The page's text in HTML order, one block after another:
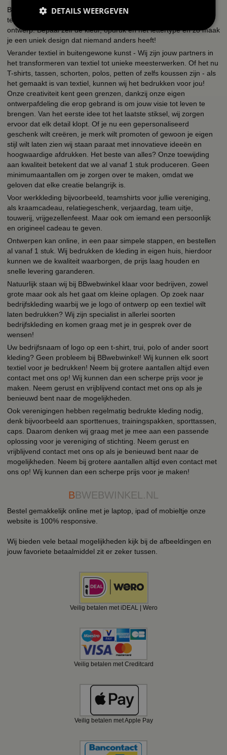
Bij ons kun je simpel en snel kleding bedrukken, mokken, petjes,
tegeltjes, schorten, hoodies, polos, sweaters etc. met een eigen
ontwerp. Bepaal zelf de kleur, opdruk en het lettertype en zo maak
je een uniek design dat niemand anders heeft!
Verander textiel in buitengewone kunst - Wij zijn jouw partners in
het transformeren van textiel tot unieke meesterwerken. Of het nu
T-shirts, tassen, schorten, polos, petten of zelfs koussen zijn - als
het gemaakt is van textiel, kunnen wij het bedrukken voor jou!
Onze creativiteit kent geen grenzen, dankzij onze eigen
ontwerpafdeling die erop gebrand is om jouw visie tot leven te
brengen. Van het eerste idee tot het laatste stiksel, wij zorgen
ervoor dat elk detail klopt. Of je nu een gepersonaliseerd
geschenk wilt creëren, je merk wilt promoten of gewoon je eigen
stijl wilt laten zien wij staan paraat met innovatieve ideeën en
hoogwaardige afdrukken. Het beste van alles? Onze toewijding
aan kwaliteit betekent dat we al vanaf 1 stuk produceren. Geen
minimumaantallen om je zorgen over te maken, omdat we
geloven dat elke creatie belangrijk is.
Voor werkkleding bijvoorbeeld, teamshirts voor jullie vereniging,
als kraamcadeau, relatiegeschenk, verjaardag, team uitje,
touwerij, vrijgezellenfeest. Maar ook om iemand een persoonlijk
en origineel cadeau te geven.
Ontwerpen kan online, in een paar simpele stappen, en bestellen
al vanaf 1 stuk. Wij bedrukken de kleding in eigen huis, hierdoor
kunnen we de kwaliteit waarborgen, de prijs laag houden en
snelle levering garanderen.
Natuurlijk staan wij bij BBwebwinkel klaar voor bedrijven, zowel
grote maar ook als het gaat om kleine oplagen. Op zoek naar
bedrijfskleding waarbij we je logo of ontwerp op een textiel wilt
laten bedrukken? Wij zijn specialist in allerlei soorten
bedrijfskleding en komen graag met je in gesprek over de
wensen!
Uw bedrijfsnaam of logo op een t-shirt, trui, polo of ander soort
kleding? Geen probleem bij BBwebwinkel! Wij kunnen elk soort
textiel voor je bedrukken! Neem bij grotere aantallen altijd even
contact met ons op! Wij kunnen dan een scherpe prijs voor je
maken. Neem gerust en vrijblijvend contact met ons op als je
benieuwd bent naar de mogelijkheden.
Ook verenigingen hebben regelmatig bedrukte kleding nodig,
denk bijvoorbeeld aan sporttenues, trainingspakken, sporttassen,
caps. Daarom denken wij graag met je mee aan een passende
oplossing voor je vereniging of stichting. Neem gerust en
vrijblijvend contact met ons op als je benieuwd bent naar de
mogelijkheden. Neem bij grotere aantallen altijd even contact met
ons op! Wij kunnen dan een scherpe prijs voor je maken!
BBWEBWINKEL.NL
Bestel gemakkelijk online met je laptop, ipad of mobieltje onze
website is 100% responsive.
Wij bieden vele betaal mogelijkheden kijk bij de afbeeldingen en
jouw favoriete betaalmiddel zit er zeker tussen.
Veilig betalen met iDEAL | Wero
Veilig betalen met Creditcard
Veilig betalen met Apple Pay
DETAILS WEERGEVEN